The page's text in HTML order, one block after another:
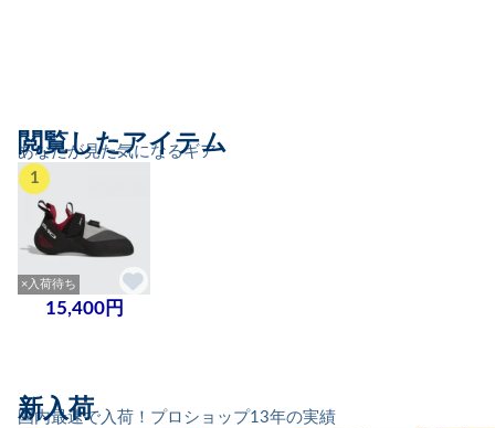
あなたが見た気になるギア
閲覧したアイテム
1
×入荷待ち
15,400円
国内最速で入荷！プロショップ13年の実績
新入荷